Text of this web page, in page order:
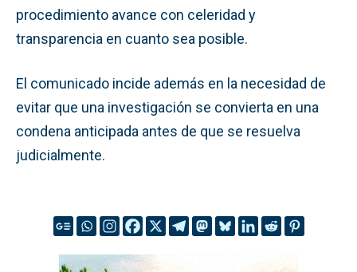
procedimiento avance con celeridad y
transparencia en cuanto sea posible.
El comunicado incide además en la necesidad de
evitar que una investigación se convierta en una
condena anticipada antes de que se resuelva
judicialmente.